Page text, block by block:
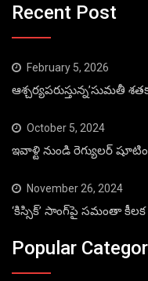
Recent Post
February 5, 2026
ఆశ్చర్యపరుస్తున్న’సుమతీ
October 5, 2024
ఇవాళ్టి నుండి రెగ్యులర్
November 26, 2024
‘కిస్సిక్’ సాంగ్‌పై సమంతా
Popular